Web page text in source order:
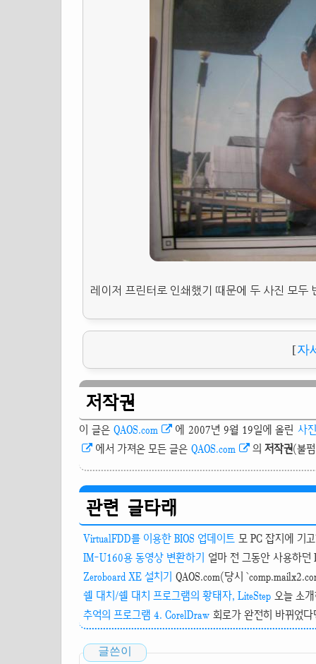
레이저 프린터로 인쇄했기 때문에 두 사진 모두
[자
저작권
이 글은 QAOS.com 에 2007년 9월 19일에 올린 사
에서 가져온 모든 글은 QAOS.com 의 저작권(불
관련 글타래
VirtualFDD를 이용한 BIOS 업데이트 모 PC 잡지에 기
IM-U160용 동영상 변환하기 얼마 전 그동안 사용하
Zeroboard XE 설치기 QAOS.com(당시
쉘 대치/쉘 대치 프로그램의 황태자, LiteStep 오늘 소
추억의 프로그램 4. CorelDraw 회로가 완전히 바뀌었
글쓴이